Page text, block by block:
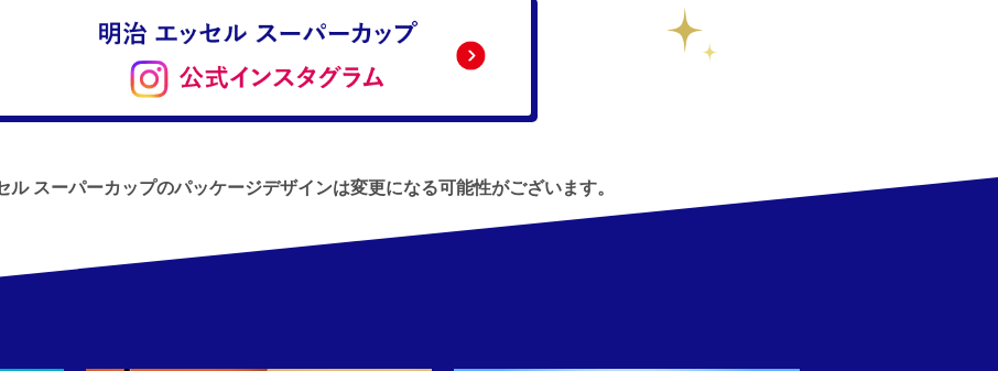
ル スーパーカップのパッケージデザインは変更になる可能性がございます。